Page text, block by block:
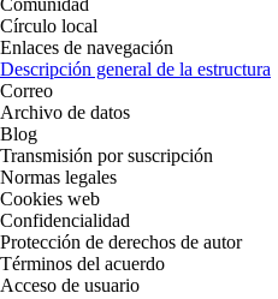
Comunidad
Círculo local
Enlaces de navegación
Descripción general de la estructura
Correo
Archivo de datos
Blog
Transmisión por suscripción
Normas legales
Cookies web
Confidencialidad
Protección de derechos de autor
Términos del acuerdo
Acceso de usuario